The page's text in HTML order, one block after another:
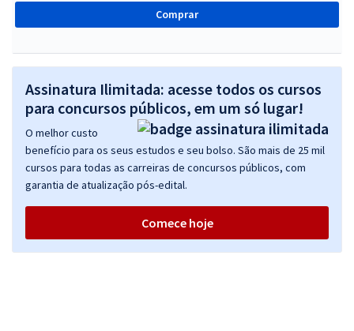
Comprar
Assinatura Ilimitada: acesse todos os cursos
para concursos públicos, em um só lugar!
O melhor custo
benefício para os seus estudos e seu bolso. São mais de 25 mil
cursos para todas as carreiras de concursos públicos, com
garantia de atualização pós-edital.
Comece hoje